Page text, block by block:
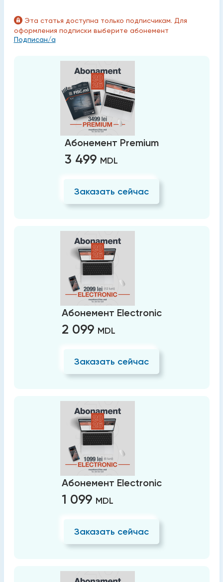
Эта статья доступна только подписчикам. Для
оформления подписки выберите абонемент
Подписан/а
Абонемент Premium
3 499 MDL
Заказать сейчас
Абонемент Electronic
2 099 MDL
Заказать сейчас
Абонемент Electronic
1 099 MDL
Заказать сейчас